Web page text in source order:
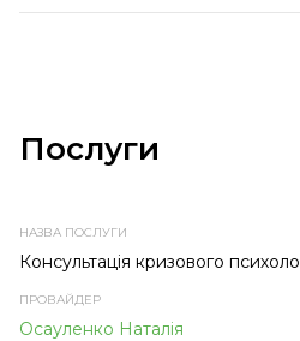
Послуги
НАЗВА ПРОВАЙДЕР
Консультація кризового
Осауленко Наталія